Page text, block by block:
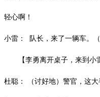
轻心啊！
小雷： 队长，来了一辆车。
【李勇离开桌子，来到
杜聪： （讨好地）警官，这